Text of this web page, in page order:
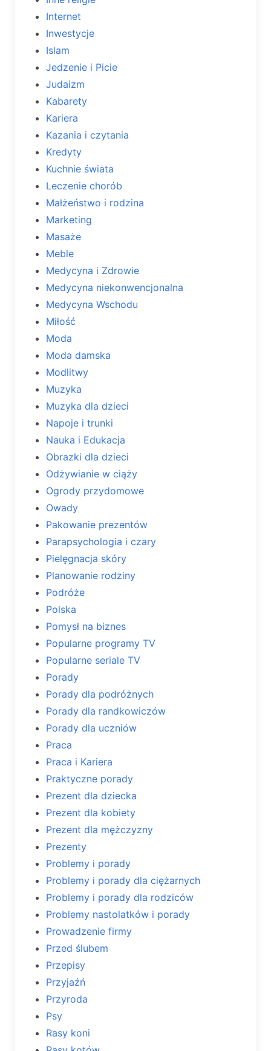
Internet
Inwestycje
Islam
Jedzenie i Picie
Judaizm
Kabarety
Kariera
Kazania i czytania
Kredyty
Kuchnie świata
Leczenie chorób
Małżeństwo i rodzina
Marketing
Masaże
Meble
Medycyna i Zdrowie
Medycyna niekonwencjonalna
Medycyna Wschodu
Miłość
Moda
Moda damska
Modlitwy
Muzyka
Muzyka dla dzieci
Napoje i trunki
Nauka i Edukacja
Obrazki dla dzieci
Odżywianie w ciąży
Ogrody przydomowe
Owady
Pakowanie prezentów
Parapsychologia i czary
Pielęgnacja skóry
Planowanie rodziny
Podróże
Polska
Pomysł na biznes
Popularne programy TV
Popularne seriale TV
Porady
Porady dla podróżnych
Porady dla randkowiczów
Porady dla uczniów
Praca
Praca i Kariera
Praktyczne porady
Prezent dla dziecka
Prezent dla kobiety
Prezent dla mężczyzny
Prezenty
Problemy i porady
Problemy i porady dla ciężarnych
Problemy i porady dla rodziców
Problemy nastolatków i porady
Prowadzenie firmy
Przed ślubem
Przepisy
Przyjaźń
Przyroda
Psy
Rasy koni